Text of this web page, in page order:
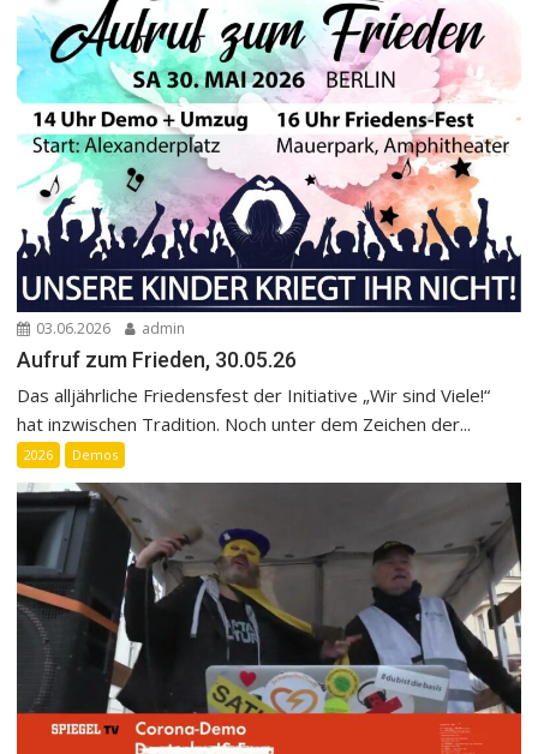
03.06.2026 admin
Aufruf zum Frieden, 30.05.26
Das alljährliche Friedensfest der Initiative „Wir sind Viele!“
hat inzwischen Tradition. Noch unter dem Zeichen der...
2026 Demos